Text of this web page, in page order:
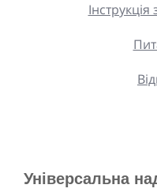
Універсальна